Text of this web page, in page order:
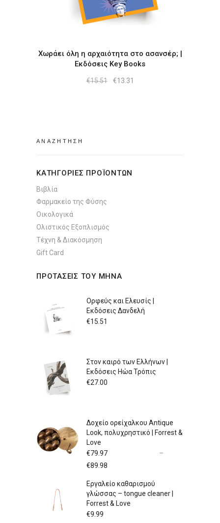
Χωράει όλη η αρχαιότητα στο ασανσέρ; |
Εκδόσεις Key Books
€15.51
Original
€13.31
ΚΑΤΗΓΟΡΙΕΣ ΠΡΟΪΟΝΤΩΝ
Βιβλία
Φαρμακείο της Φύσης
Οικολογικά
Ολιστικός Εξοπλισμός
Τέχνη & Διακόσμηση
Gift Card
ΠΡΟΤΑΣΕΙΣ ΤΟΥ ΜΗΝΑ
Ορφεύς και Ελευσίς |
Εκδόσεις Δανδελή
€15.51
Στον καιρό των Ελλήνων |
Εκδόσεις Ηώα Τρόπις
€27.00
Δοχείο ορείχαλκου Antique
Look, πολυχρηστικό | Forrest &
Love
€79.97
–
€89.98
through
Εργαλείο καθαρισμού
γλώσσας – tongue cleaner |
Forrest & Love
€9.99